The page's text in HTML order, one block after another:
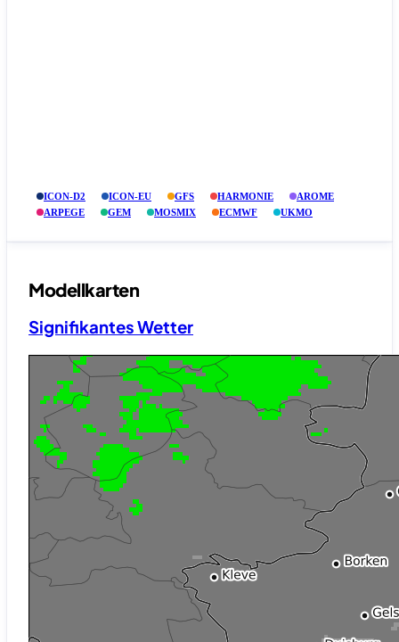
ICON-D2 ICON-EU GFS HARMONIE
AROME
ARPEGE
GEM MOSMIX ECMWF UKMO
Modellkarten
Signifikantes Wetter